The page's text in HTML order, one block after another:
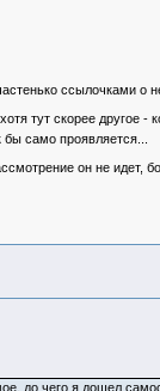
ссылочками о
тут скорее другое -
само проявляется...
он не идет,
до чего я дошел